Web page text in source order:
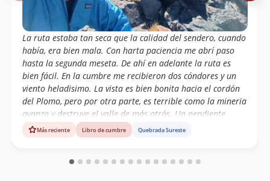
Samantha Brunatto
10/09/22
Rodrigo Pastene
10/09/22 Martin Haas
10/09/22 Gaspar Benavente
24/10/21
Paulo Cox
Francisca Cox
07/08/21
Luis Mellado
Hernán Felipe Núñez Cristi
La ruta estaba tan seca que la calidad del sendero, cuando
había, era bien mala. Con harta paciencia me abrí paso
hasta la segunda meseta. De ahí en adelante la ruta es
bien fácil. En la cumbre me recibieron dos cóndores y un
viento heladisimo. La vista es bien bonita hacia el cordón
del Plomo, pero por otra parte, es terrible como la mineria
avanza y destruye el valle de más atrás. Un pendiente
menos.Más reciente Libro de cumbre Quebrada Sureste